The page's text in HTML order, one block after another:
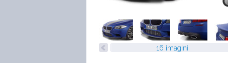
16 imagini